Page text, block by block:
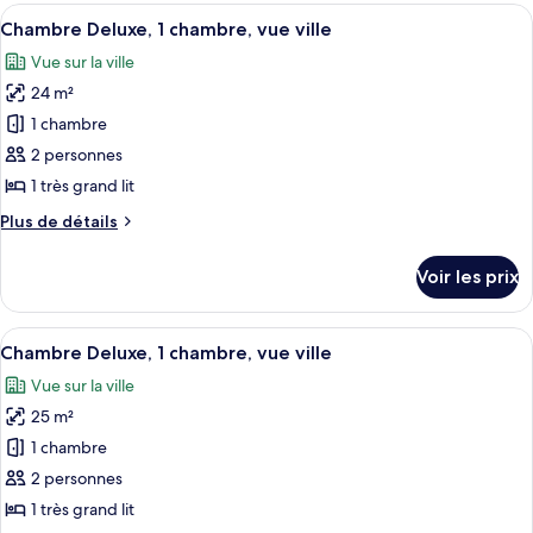
de
Chambre
Deluxe,
balcon
Afficher
toutes
les
photos
pour
ce
type
chambre :
chambre,
vue
ville
Une chambre moderne avec un
12
Chambre Deluxe, 1 chambre, vue ville
Vue sur la ville
24 m²
1 chambre
2 personnes
1 très grand lit
Plus de détails
Plus
le
type
de
Chambre
Deluxe,
chambre,
vue
ville
Voir les prix
Afficher
toutes
les
photos
pour
ce
type
Une chambre d’hôtel moderne,
13
Chambre Deluxe, 1 chambre, vue ville
Vue sur la ville
25 m²
1 chambre
2 personnes
1 très grand lit